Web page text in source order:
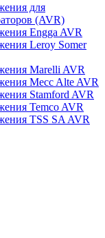
для
(AVR)
Engga AVR
Leroy Somer
Marelli AVR
Mecc Alte AVR
Stamford AVR
Temco AVR
TSS SA AVR